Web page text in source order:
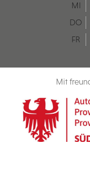
MI
DO
FR
Mit